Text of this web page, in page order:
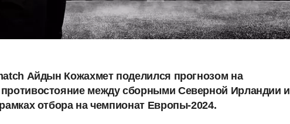
Айдын Кожахмет поделился прогнозом на
между сборными Северной Ирландии и
отбора на чемпионат Европы-2024.